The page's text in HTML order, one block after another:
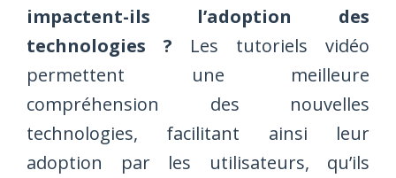
impactent-ils l’adoption des
technologies ? Les tutoriels vidéo
permettent une meilleure
compréhension des nouvelles
technologies, facilitant ainsi leur
adoption par les utilisateurs, qu’ils